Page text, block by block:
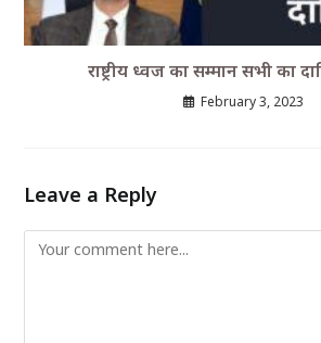
राष्ट्रीय ध्वज का सम्मान सभी का
February 3, 2023
Leave a Reply